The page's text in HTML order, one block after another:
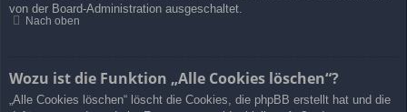
von der Board-Administration ausgeschaltet.
Nach oben
Wozu ist die Funktion „Alle Cookies löschen“?
„Alle Cookies löschen“ löscht die Cookies, die phpBB erstellt hat und die